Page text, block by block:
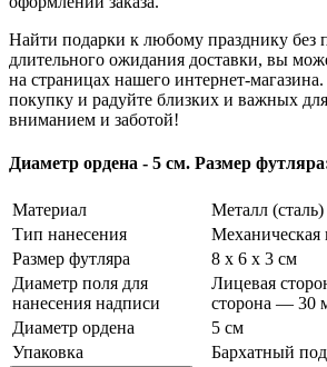
Найти подарки к любому празднику без
длительного ожидания доставки, вы
на страницах нашего интернет-
покупку и радуйте близких и важных
вниманием и заботой!
Диаметр ордена - 5 см. Размер
Материал
Металл (сталь)
Тип нанесения
Механическая
Размер футляра
8 х 6 х 3 см
Диаметр поля для
нанесения надписи
Лицевая
сторона — 30
Диаметр ордена
5 см
Упаковка
Бархатный